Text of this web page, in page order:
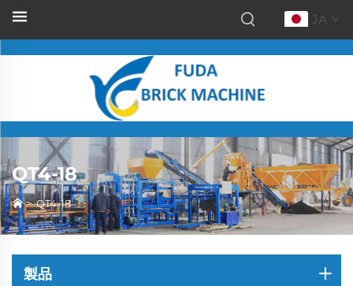
JA
QT4-18
>QT4-18
製品